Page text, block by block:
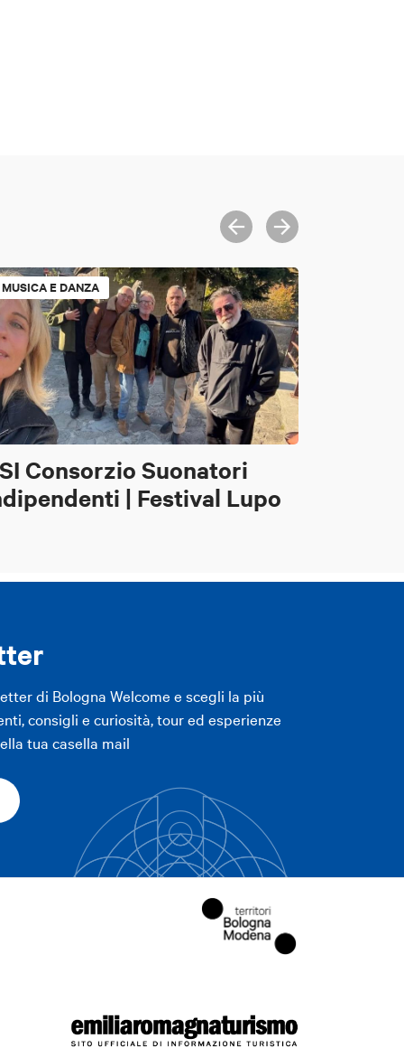
MUSICA E DANZA
Consorzio Suonatori
| Festival Lupo
di Bologna Welcome e scegli la più
consigli e curiosità, tour ed esperienze
tua casella mail